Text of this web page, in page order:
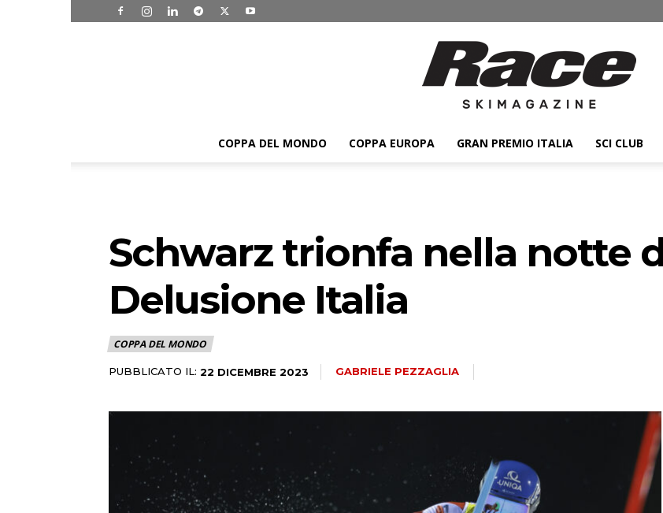
COPPA DEL MONDO COPPA EUROPA GRAN PREMIO ITALIA SCI CLUB
Schwarz trionfa nella notte
Delusione Italia
COPPA DEL MONDO
PUBBLICATO IL: 22 DICEMBRE 2023 GABRIELE PEZZAGLIA